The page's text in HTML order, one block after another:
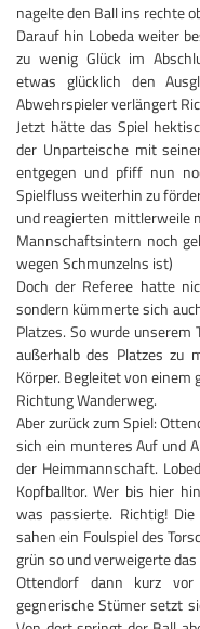
nagelte den Ball ins rechte
Darauf hin Lobeda weiter
zu wenig Glück im
etwas glücklich den
Abwehrspieler verlängert
Jetzt hätte das Spiel
der Unparteische mit
entgegen und pfiff nun
Spielfluss weiterhin zu
und reagierten mittlerweile
Mannschaftsintern noch
wegen Schmunzelns ist)
Doch der Referee hatte
sondern kümmerte sich
Platzes. So wurde unserem
außerhalb des Platzes zu
Körper. Begleitet von
Richtung Wanderweg.
Aber zurück zum Spiel:
sich ein munteres Auf und
der Heimmannschaft.
Kopfballtor. Wer bis hier
was passierte. Richtig!
sahen ein Foulspiel des
grün so und verweigerte das
Ottendorf dann kurz vor
gegnerische Stümer setzt